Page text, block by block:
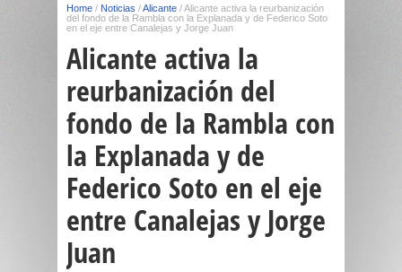
Home / Noticias /Alicante /Alicante activa la reurbanización
del fondo de la Rambla con la Explanada y de Federico Soto
en el eje entre Canalejas y Jorge Juan
Alicante activa la
reurbanización del
fondo de la Rambla con
la Explanada y de
Federico Soto en el eje
entre Canalejas y Jorge
Juan